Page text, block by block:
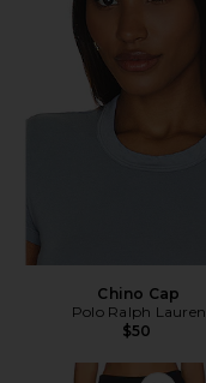
Chino Cap
Polo Ralph Lauren
$50